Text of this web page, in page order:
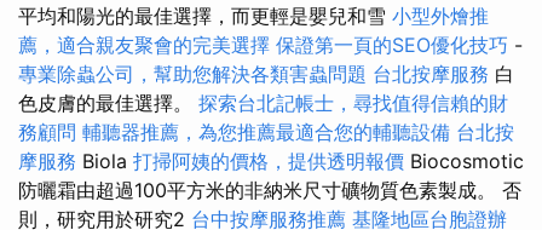
平均和陽光的最佳選擇，而更輕是嬰兒和雪 小型外燴推
薦，適合親友聚會的完美選擇 保證第一頁的SEO優化技巧 -
專業除蟲公司，幫助您解決各類害蟲問題 台北按摩服務 白
色皮膚的最佳選擇。 探索台北記帳士，尋找值得信賴的財
務顧問 輔聽器推薦，為您推薦最適合您的輔聽設備 台北按
摩服務 Biola 打掃阿姨的價格，提供透明報價 Biocosmotic
防曬霜由超過100平方米的非納米尺寸礦物質色素製成。 否
則，研究用於研究2 台中按摩服務推薦 基隆地區台胞證辦